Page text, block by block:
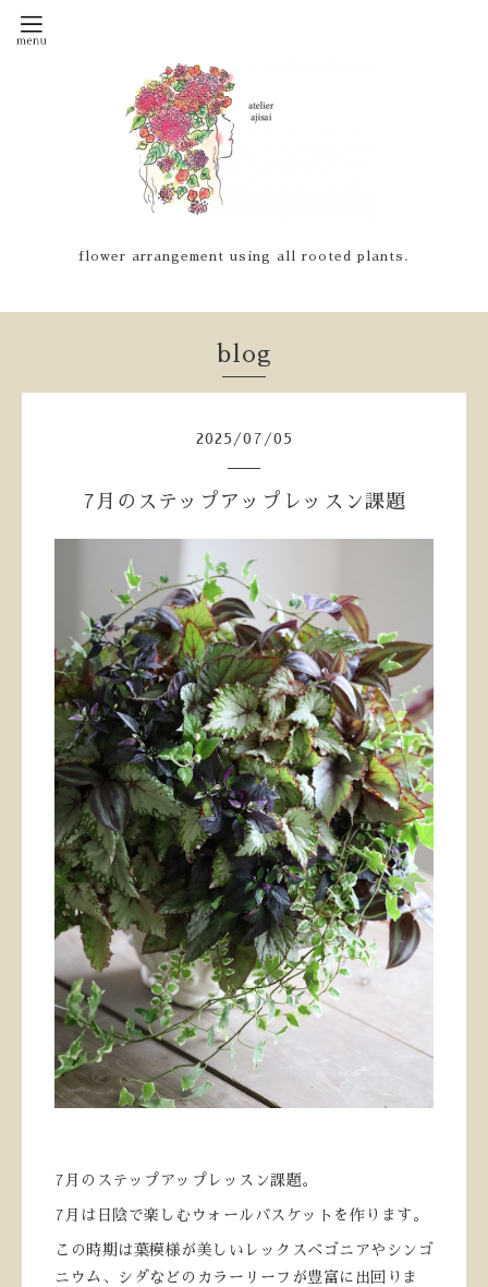
flower arrangement using all rooted plants.
blog
2025 /07 /05
7月のステップアップレッスン課題
7月のステップアップレッスン課題。
7月は日陰で楽しむウォールバスケットを作ります。
この時期は葉模様が美しいレックスベゴニアやシンゴ
ニウム、シダなどのカラーリーフが豊富に出回りま